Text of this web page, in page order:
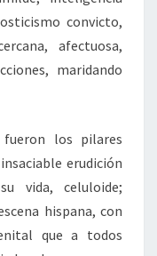
convicto,
afectuosa,
maridando
los pilares
erudición
vida, celuloide;
hispana, con
que a todos